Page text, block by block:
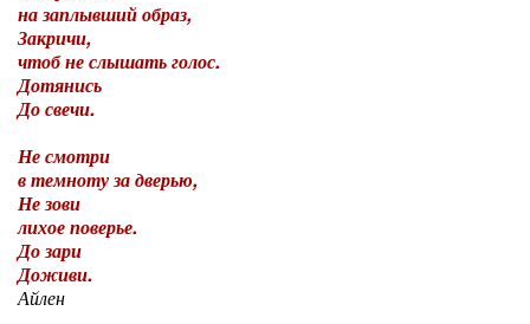
на заплывший образ,
Закричи,
чтоб не слышать голос.
Дотянись
До свечи.
Не смотри
в темноту за дверью,
Не зови
лихое поверье.
До зари
Доживи.
Айлен